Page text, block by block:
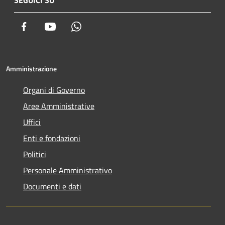
Facebook Youtube
Amministrazione
Organi di Governo
Aree Amministrative
Uffici
Enti e fondazioni
Politici
Personale Amministrativo
Documenti e dati